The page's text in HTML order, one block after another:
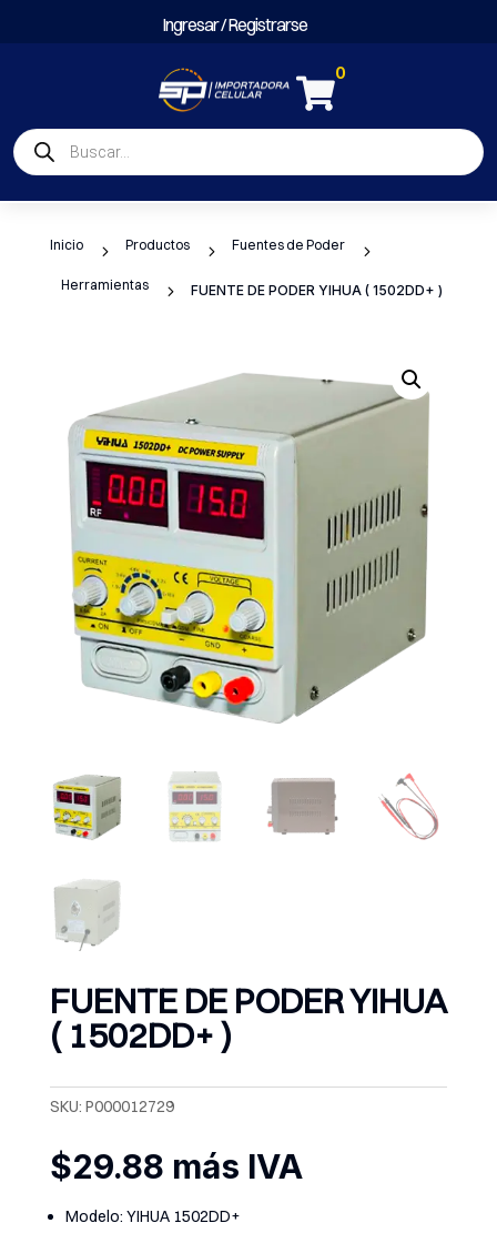
Ingresar / Registrarse

0
Búsqueda
de
productos
Inicio 5 Productos 5 Fuentes de Poder 5
Herramientas 5 FUENTE DE PODER YIHUA ( 1502DD+ )
FUENTE DE PODER YIHUA
( 1502DD+ )
SKU: P000012729
$29.88 más IVA
Modelo: YIHUA 1502DD+